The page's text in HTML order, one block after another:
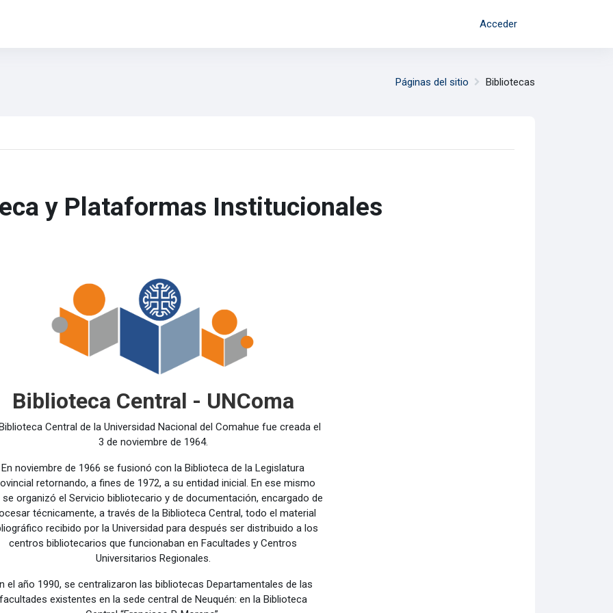
Acceder
Páginas del sitio Bibliotecas
y Plataformas Institucionales
Biblioteca Central - UNComa
Central de la Universidad Nacional del Comahue fue creada el
3 de noviembre de 1964.
En noviembre de 1966 se fusionó con la Biblioteca de la Legislatura
retornando, a fines de 1972, a su entidad inicial. En ese mismo
se organizó el Servicio bibliotecario y de documentación, encargado de
técnicamente, a través de la Biblioteca Central, todo el material
recibido por la Universidad para después ser distribuido a los
centros bibliotecarios que funcionaban en Facultades y Centros
Universitarios Regionales.
el año 1990, se centralizaron las bibliotecas Departamentales de las
facultades existentes en la sede central de Neuquén: en la Biblioteca